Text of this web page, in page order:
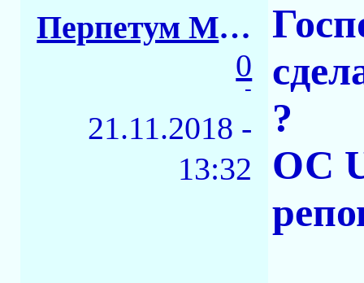
Перпетум Мобиле
0
-
21.11.2018 -
13:32
?
ОС